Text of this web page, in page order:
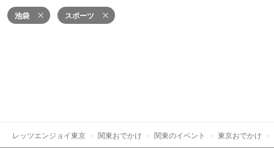
池袋 スポーツ
レッツエンジョイ東京 関東おでかけ 関東のイベント 東京おでかけ